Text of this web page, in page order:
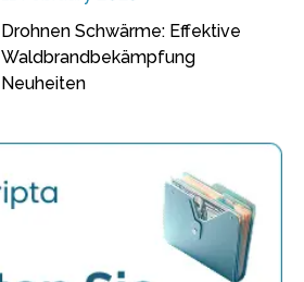
Drohnen Schwärme: Effektive
Waldbrandbekämpfung
Neuheiten